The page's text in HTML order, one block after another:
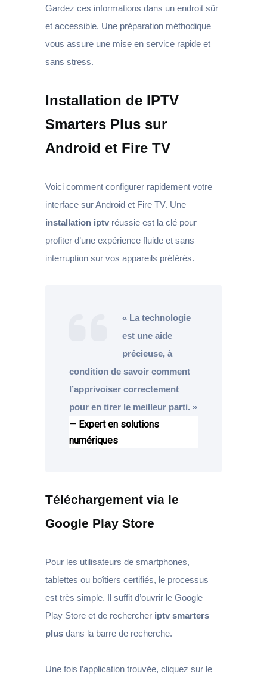
Gardez ces informations dans un endroit sûr
et accessible. Une préparation méthodique
vous assure une mise en service rapide et
sans stress.
Installation de IPTV
Smarters Plus sur
Android et Fire TV
Voici comment configurer rapidement votre
interface sur Android et Fire TV. Une
installation iptvréussie est la clé pour
profiter d’une expérience fluide et sans
interruption sur vos appareils préférés.
« La technologie
est une aide
précieuse, à
condition de savoir comment
l’apprivoiser correctement
pour en tirer le meilleur parti. »
— Expert en solutions
numériques
Téléchargement via le
Google Play Store
Pour les utilisateurs de smartphones,
tablettes ou boîtiers certifiés, le processus
est très simple. Il suffit d’ouvrir le Google
Play Store et de rechercher iptv smarters
plusdans la barre de recherche.
Une fois l’application trouvée, cliquez sur le